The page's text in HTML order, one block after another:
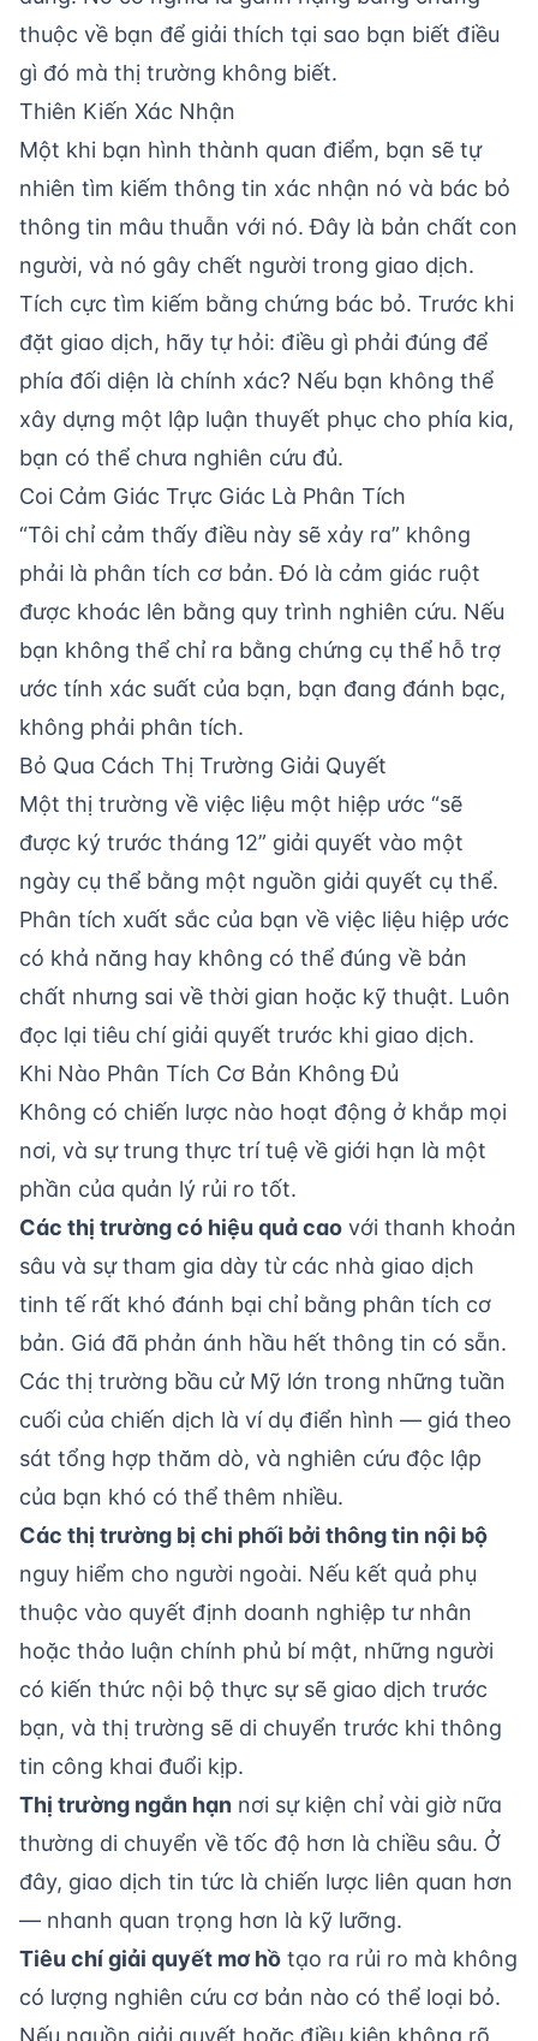
thuộc về bạn để giải thích tại sao bạn biết điều
gì đó mà thị trường không biết.
Thiên Kiến Xác Nhận
Một khi bạn hình thành quan điểm, bạn sẽ tự
nhiên tìm kiếm thông tin xác nhận nó và bác bỏ
thông tin mâu thuẫn với nó. Đây là bản chất con
người, và nó gây chết người trong giao dịch.
Tích cực tìm kiếm bằng chứng bác bỏ. Trước khi
đặt giao dịch, hãy tự hỏi: điều gì phải đúng để
phía đối diện là chính xác? Nếu bạn không thể
xây dựng một lập luận thuyết phục cho phía kia,
bạn có thể chưa nghiên cứu đủ.
Coi Cảm Giác Trực Giác Là Phân Tích
“Tôi chỉ cảm thấy điều này sẽ xảy ra” không
phải là phân tích cơ bản. Đó là cảm giác ruột
được khoác lên bằng quy trình nghiên cứu. Nếu
bạn không thể chỉ ra bằng chứng cụ thể hỗ trợ
ước tính xác suất của bạn, bạn đang đánh bạc,
không phải phân tích.
Bỏ Qua Cách Thị Trường Giải Quyết
Một thị trường về việc liệu một hiệp ước “sẽ
được ký trước tháng 12” giải quyết vào một
ngày cụ thể bằng một nguồn giải quyết cụ thể.
Phân tích xuất sắc của bạn về việc liệu hiệp ước
có khả năng hay không có thể đúng về bản
chất nhưng sai về thời gian hoặc kỹ thuật. Luôn
đọc lại tiêu chí giải quyết trước khi giao dịch.
Khi Nào Phân Tích Cơ Bản Không Đủ
Không có chiến lược nào hoạt động ở khắp mọi
nơi, và sự trung thực trí tuệ về giới hạn là một
phần của quản lý rủi ro tốt.
Các thị trường có hiệu quả cao với thanh khoản
sâu và sự tham gia dày từ các nhà giao dịch
tinh tế rất khó đánh bại chỉ bằng phân tích cơ
bản. Giá đã phản ánh hầu hết thông tin có sẵn.
Các thị trường bầu cử Mỹ lớn trong những tuần
cuối của chiến dịch là ví dụ điển hình — giá theo
sát tổng hợp thăm dò, và nghiên cứu độc lập
của bạn khó có thể thêm nhiều.
Các thị trường bị chi phối bởi thông tin nội bộ
nguy hiểm cho người ngoài. Nếu kết quả phụ
thuộc vào quyết định doanh nghiệp tư nhân
hoặc thảo luận chính phủ bí mật, những người
có kiến thức nội bộ thực sự sẽ giao dịch trước
bạn, và thị trường sẽ di chuyển trước khi thông
tin công khai đuổi kịp.
Thị trường ngắn hạn nơi sự kiện chỉ vài giờ nữa
thường di chuyển về tốc độ hơn là chiều sâu. Ở
đây, giao dịch tin tức là chiến lược liên quan hơn
— nhanh quan trọng hơn là kỹ lưỡng.
Tiêu chí giải quyết mơ hồ tạo ra rủi ro mà không
có lượng nghiên cứu cơ bản nào có thể loại bỏ.
Nếu nguồn giải quyết hoặc điều kiện không rõ